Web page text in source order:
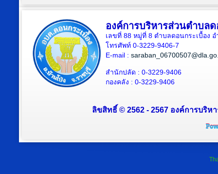
องค์การบริหารส่วนตำบลด
เลขที่ 88 หมู่ที่ 8 ตำบลดอนกระเบื้อง
โทรศัพท์ 0-3229-9406-7
E-mail :
สำนักปลัด : 0-3229-9406
กองคลัง : 0-3229-9406
ลิขสิทธิ์ © 2562 - 2567 องค์การบริห